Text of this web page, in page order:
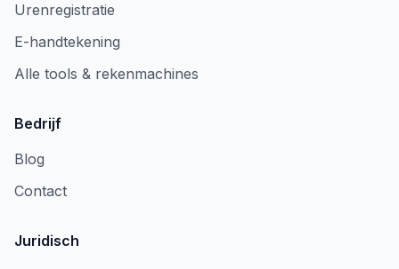
Urenregistratie
E-handtekening
Alle tools & rekenmachines
Bedrijf
Blog
Contact
Juridisch